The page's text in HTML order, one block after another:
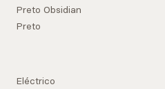
Preto Obsidian
Preto
Eléctrico